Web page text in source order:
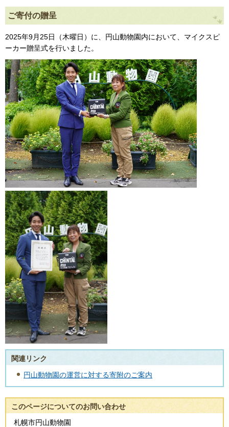
ご寄付の贈呈
2025年9月25日（木曜日）に、円山動物園内において、マイクスピ
ーカー贈呈式を行いました。
関連リンク
円山動物園の運営に対する寄附のご案内
このページについてのお問い合わせ
札幌市円山動物園